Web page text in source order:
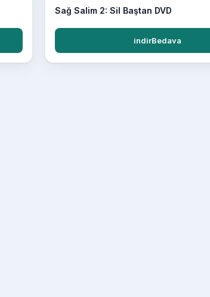
Sağ Salim 2: Sil Baştan DVD
indirBedava